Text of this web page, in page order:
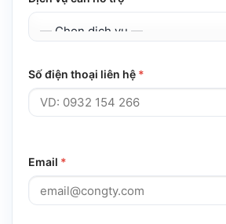
Số điện thoại liên hệ *
Email *